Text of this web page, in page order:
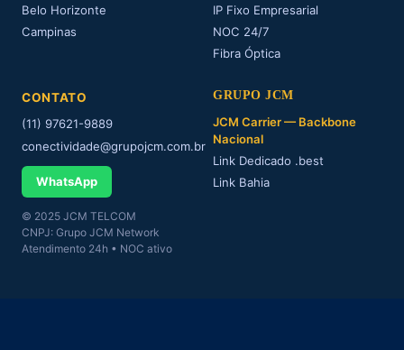
Belo Horizonte
Campinas
IP Fixo Empresarial
NOC 24/7
Fibra Óptica
CONTATO
(11) 97621-9889
conectividade@grupojcm.com.br
WhatsApp
© 2025 JCM TELCOM
CNPJ: Grupo JCM Network
Atendimento 24h • NOC ativo
GRUPO JCM
JCM Carrier — Backbone
Nacional
Link Dedicado .best
Link Bahia